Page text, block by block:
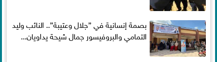
بصمة إنسانية في ”جلال وعتيبة”.. النائب وليد
التمامي والبروفيسور جمال شيحة يداويان...